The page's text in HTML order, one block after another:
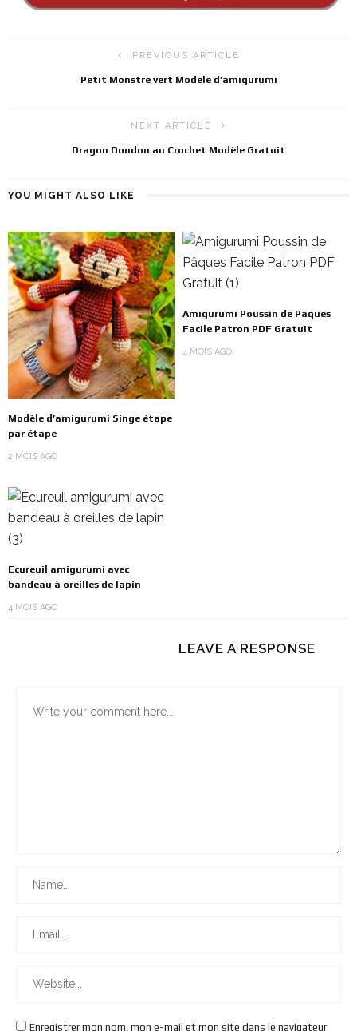
PREVIOUS ARTICLE
Petit Monstre vert Modèle d’amigurumi
NEXT ARTICLE
Dragon Doudou au Crochet Modèle Gratuit
YOU MIGHT ALSO LIKE
Modèle d’amigurumi Singe étape
par étape
2 MOIS AGO
Amigurumi Poussin de Pâques
Facile Patron PDF Gratuit
4 MOIS AGO
Écureuil amigurumi avec
bandeau à oreilles de lapin
4 MOIS AGO
LEAVE A RESPONSE
Enregistrer mon nom, mon e-mail et mon site dans le navigateur